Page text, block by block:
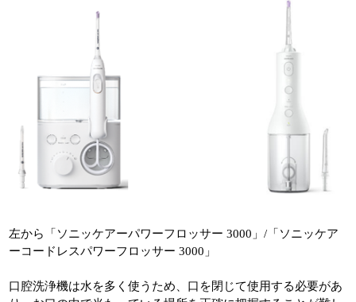
左から「ソニッケアーパワーフロッサー 3000」/「ソニッケア
ーコードレスパワーフロッサー 3000」
口腔洗浄機は水を多く使うため、口を閉じて使用する必要があ